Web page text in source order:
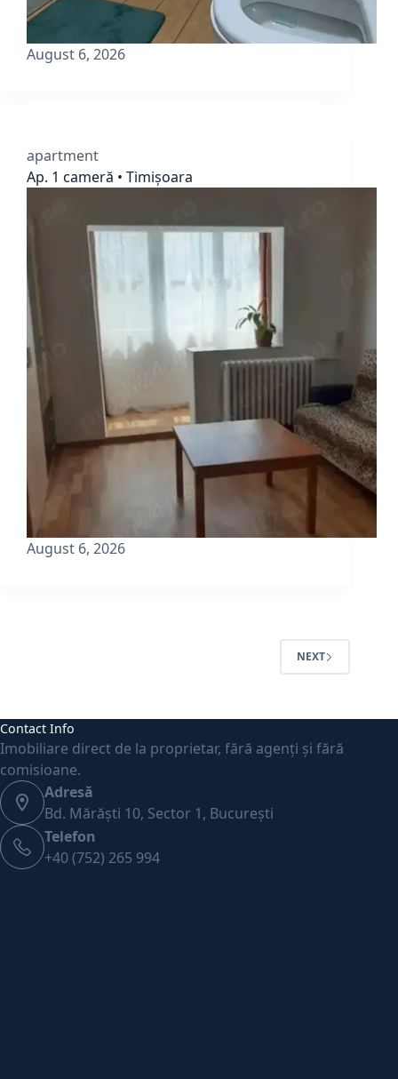
August 6, 2026
apartment
Ap. 1 cameră • Timișoara
August 6, 2026
NEXT
Contact Info
Imobiliare direct de la proprietar, fără agenți și fără
comisioane.
Adresă
Bd. Mărăști 10, Sector 1, București
Telefon
+40 (752) 265 994